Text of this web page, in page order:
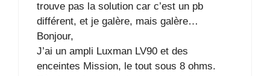
trouve pas la solution car c’est un pb
différent, et je galère, mais galère…
Bonjour,
J’ai un ampli Luxman LV90 et des
enceintes Mission, le tout sous 8 ohms.